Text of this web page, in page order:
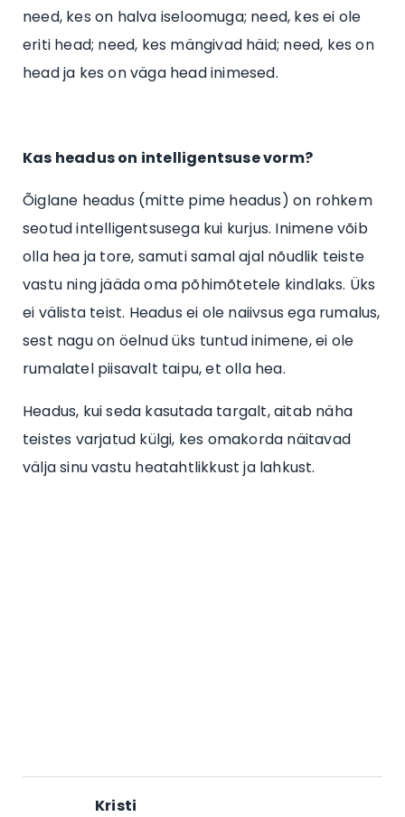
need, kes on halva iseloomuga; need, kes ei ole
eriti head; need, kes mängivad häid; need, kes on
head ja kes on väga head inimesed.
Kas headus on intelligentsuse vorm?
Õiglane headus (mitte pime headus) on rohkem
seotud intelligentsusega kui kurjus. Inimene võib
olla hea ja tore, samuti samal ajal nõudlik teiste
vastu ning jääda oma põhimõtetele kindlaks. Üks
ei välista teist. Headus ei ole naiivsus ega rumalus,
sest nagu on öelnud üks tuntud inimene, ei ole
rumalatel piisavalt taipu, et olla hea.
Headus, kui seda kasutada targalt, aitab näha
teistes varjatud külgi, kes omakorda näitavad
välja sinu vastu heatahtlikkust ja lahkust.
Kristi